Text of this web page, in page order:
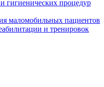
гигиенических процедур
маломобильных пациентов
и тренировок